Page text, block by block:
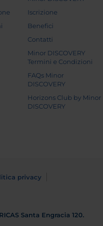
Iscrizione
Benefici
Contatti
Minor DISCOVERY
Termini e Condizioni
FAQs Minor
DISCOVERY
Horizons Club by Minor
DISCOVERY
privacy
Santa Engracia 120.